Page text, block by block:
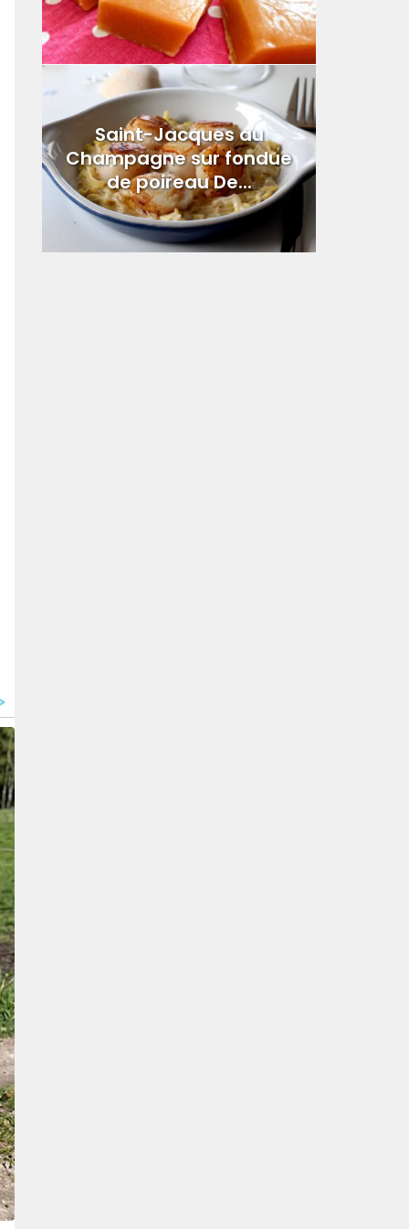
Saint-Jacques au
Champagne sur fondue
de poireau De...